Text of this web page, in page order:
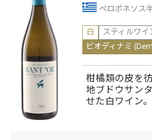
ペロポネソス
白
スティルワイ
ビオディナミ
柑橘類の皮を
地ブドウサン
せた白ワイン